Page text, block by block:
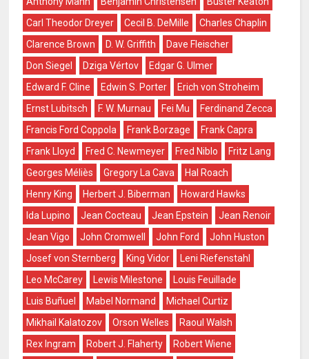
Carl Theodor Dreyer
Cecil B. DeMille
Charles Chaplin
Clarence Brown
D. W. Griffith
Dave Fleischer
Don Siegel
Dziga Vértov
Edgar G. Ulmer
Edward F. Cline
Edwin S. Porter
Erich von Stroheim
Ernst Lubitsch
F. W. Murnau Fei Mu
Ferdinand Zecca
Francis Ford Coppola
Frank Borzage
Frank Capra
Frank Lloyd
Fred C. Newmeyer Fred Niblo
Fritz Lang
Georges Méliès
Gregory La Cava
Hal Roach
Henry King
Herbert J. Biberman
Howard Hawks
Ida Lupino
Jean Cocteau Jean Epstein
Jean Renoir
Jean Vigo
John Cromwell John Ford
John Huston
Josef von Sternberg
King Vidor
Leni Riefenstahl
Leo McCarey
Lewis Milestone
Louis Feuillade
Luis Buñuel
Mabel Normand
Michael Curtiz
Mikhail Kalatozov
Orson Welles
Raoul Walsh
Rex Ingram
Robert J. Flaherty
Robert Wiene